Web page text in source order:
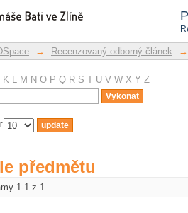
předmětu
Manakin
→ Recenzovaný odborný článek →
K L M N O P Q R S T U V W X Y Z
předmětu
1-1 z 1